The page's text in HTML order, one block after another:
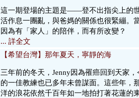
這一期登場的主題是——登不出指尖上的
活作息一團亂，與爸媽的關係也很緊繃。
因為有「家人」的陪伴，而有所改變？
... 詳全文
【希望台灣】那年夏天，寧靜的海
三年前的冬天，Jenny因為罹癌回到天家
的一佳教練也已多年未曾謀面。這些年，
洋的浪花依然千百年如一地拍打著花蓮的